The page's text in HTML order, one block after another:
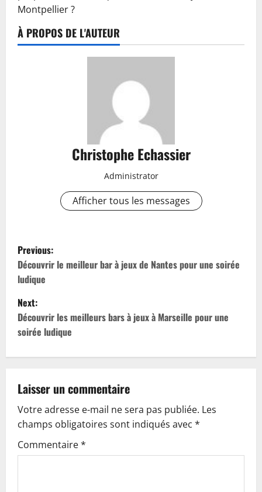
Montpellier ?
À PROPOS DE L'AUTEUR
Christophe Echassier
Administrator
Afficher tous les messages
P
o
s
t
n
v
i
g
Previous:
Découvrir le meilleur bar à jeux de Nantes pour une soirée
ludique
Next:
Découvrir les meilleurs bars à jeux à Marseille pour une
soirée ludique
Laisser un commentaire
Votre adresse e-mail ne sera pas publiée. Les
champs obligatoires sont indiqués avec *
Commentaire*